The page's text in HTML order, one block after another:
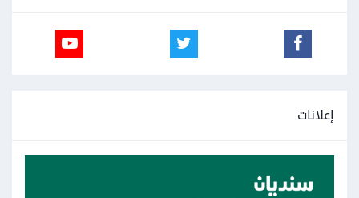
إعلانات